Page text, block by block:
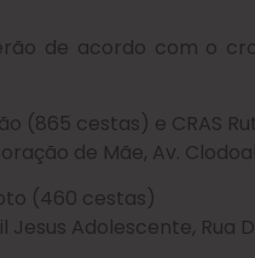
de acordo com o
(865 cestas) e CRAS
de Mãe, Av.
(460 cestas)
Jesus Adolescente, Rua